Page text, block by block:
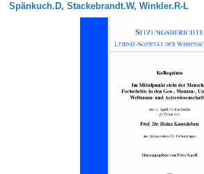
Spänkuch.D,Stackebrandt.W,Winkler.R-L